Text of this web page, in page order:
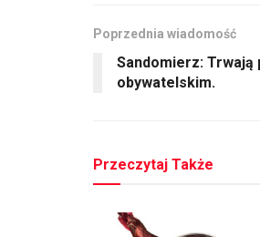
Poprzednia wiadomość
Sandomierz: Trwają
obywatelskim.
Przeczytaj Także